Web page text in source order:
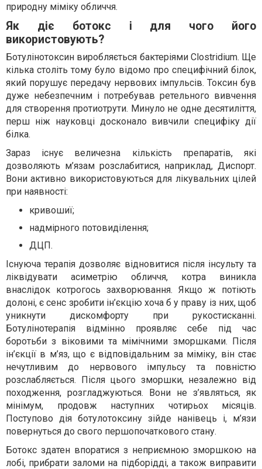
природну міміку обличчя.
Як діє ботокс і для чого його
використовують?
Ботулінотоксин виробляється бактеріями Clostridium. Ще
кілька століть тому було відомо про специфічний білок,
який порушує передачу нервових імпульсів. Токсин був
дуже небезпечним і потребував ретельного вивчення
для створення протиотрути. Минуло не одне десятиліття,
перш ніж науковці досконало вивчили специфіку дії
білка.
Зараз існує величезна кількість препаратів, які
дозволяють м’язам розслабитися, наприклад, Диспорт.
Вони активно використовуються для лікувальних цілей
при наявності:
кривошиї;
надмірного потовиділення;
ДЦП.
Існуюча терапія дозволяє відновитися після інсульту та
ліквідувати асиметрію обличчя, котра виникла
внаслідок котрогось захворювання. Якщо ж потіють
долоні, є сенс зробити ін’єкцію хоча б у праву із них, щоб
уникнути дискомфорту при рукостисканні.
Ботулінотерапія відмінно проявляє себе під час
боротьби з віковими та мімічними зморшками. Після
ін’єкції в м’яз, що є відповідальним за міміку, він стає
нечутливим до нервового імпульсу та повністю
розслабляється. Після цього зморшки, незалежно від
походження, розгладжуються. Вони не з’являться, як
мінімум, продовж наступних чотирьох місяців.
Поступово дія ботулотоксину зійде нанівець і, м’язи
повернуться до свого першопочаткового стану.
Ботокс здатен впоратися з неприємною зморшкою на
лобі, прибрати заломи на підборідді, а також виправити